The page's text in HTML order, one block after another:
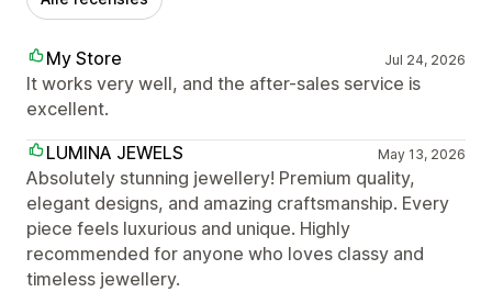
My Store Jul 24, 2026
It works very well, and the after-sales service is
excellent.
LUMINA JEWELS
May 13, 2026
Absolutely stunning jewellery! Premium quality,
elegant designs, and amazing craftsmanship. Every
piece feels luxurious and unique. Highly
recommended for anyone who loves classy and
timeless jewellery.